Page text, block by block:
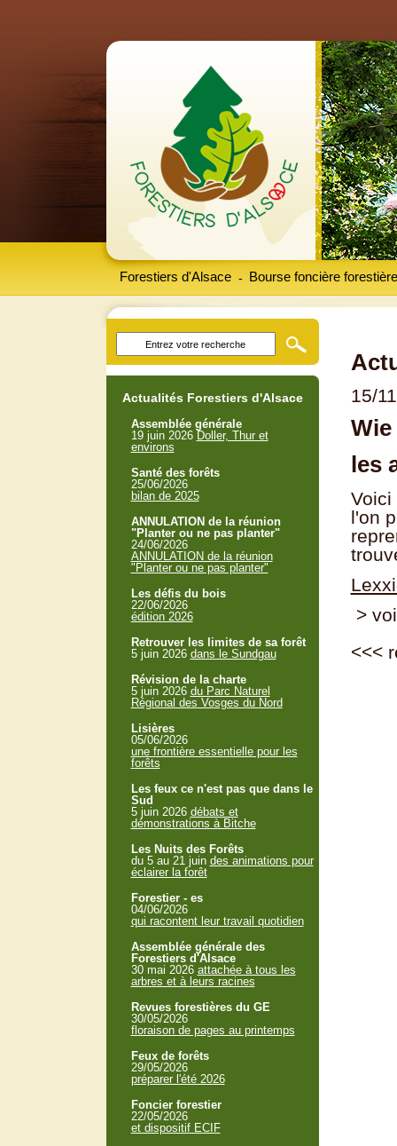
Forestiers d'Alsace Bourse foncière forestière
-
15/
les
Voici
l'on
>
<<<
Actualités Forestiers d'Alsace
Assemblée générale
19 juin 2026 Doller, Thur et
environs
Santé des forêts
25/06/2026
bilan de 2025
ANNULATION de la réunion
"Planter ou ne pas planter"
24/06/2026
ANNULATION de la réunion
"Planter ou ne pas planter"
Les défis du bois
22/06/2026
édition 2026
Retrouver les limites de sa forêt
5 juin 2026 dans le Sundgau
Révision de la charte
5 juin 2026 du Parc Naturel
Régional des Vosges du Nord
Lisières
05/06/2026
une frontière essentielle pour les
forêts
Les feux ce n'est pas que dans le
Sud
5 juin 2026 débats et
démonstrations à Bitche
Les Nuits des Forêts
du 5 au 21 juin des animations pour
éclairer la forêt
Forestier - es
04/06/2026
qui racontent leur travail quotidien
Assemblée générale des
Forestiers d'Alsace
30 mai 2026 attachée à tous les
arbres et à leurs racines
Revues forestières du GE
30/05/2026
floraison de pages au printemps
Feux de forêts
29/05/2026
préparer l'été 2026
Foncier forestier
22/05/2026
et dispositif ECIF